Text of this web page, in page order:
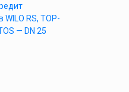
RS, TOP-
— DN 25